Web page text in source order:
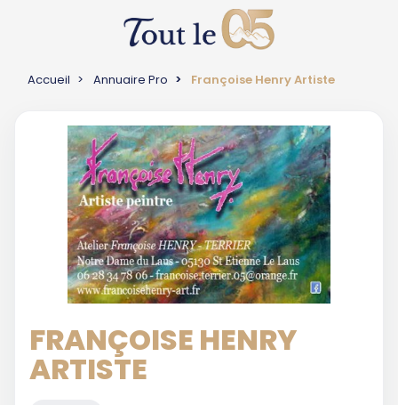
Accueil Annuaire Pro Françoise Henry Artiste
FRANÇOISE HENRY
ARTISTE